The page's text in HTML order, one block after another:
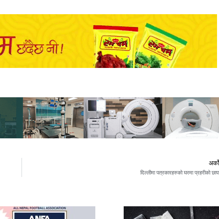
अर्को
दिल्लीमा पत्रकारहरुको घरमा प्रहरीको छापा